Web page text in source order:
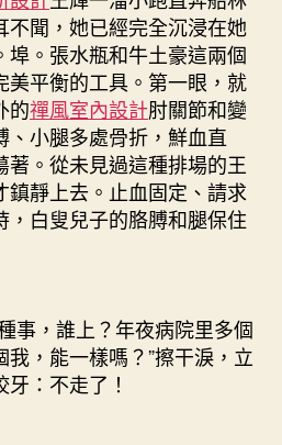
不聞，她已經完全沉浸在她
。張水瓶和牛土豪這兩個
美平衡的工具。第一眼，就
的禪風室內設計肘關節和變
小腿多處骨折，鮮血直
著。從未見過這種排場的王
靜上去。止血固定、請求
白叟兒子的胳膊和腿保住
事，誰上？年夜病院里多個
，能一樣嗎？”擦干淚，立
：不走了！